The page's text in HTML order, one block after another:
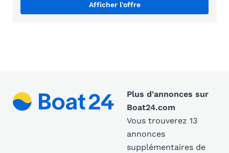
Afficher l'offre
Plus d'annonces sur
Boat24.com
Vous trouverez 13
annonces
supplémentaires de